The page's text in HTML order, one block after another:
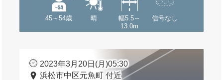
45～54歳 晴
幅5.5～
13.0m
信号なし
2023年3月20日(月)05:30
浜松市中区元魚町 付近